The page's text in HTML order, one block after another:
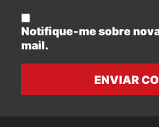
Notifique-me sobre
mail.
ENVIAR